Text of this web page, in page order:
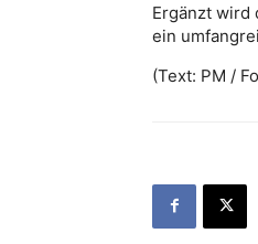
Ergänzt wird
ein
(Text: PM /